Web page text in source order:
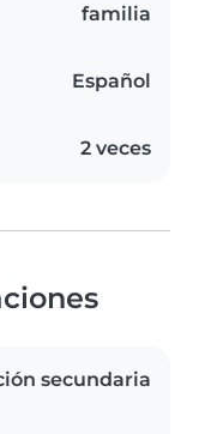
familia
Español
2 veces
secundaria